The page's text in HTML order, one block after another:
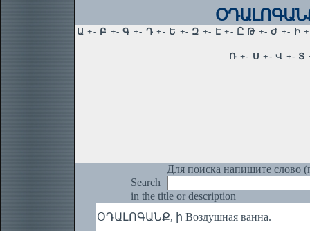
Для поиска напишите слово
Search
in the title or description
ՕԴԱԼՈԳԱՆՔ, ի Воздушная ванна.